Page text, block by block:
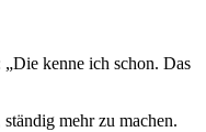
kenne ich schon. Das
mehr zu machen.